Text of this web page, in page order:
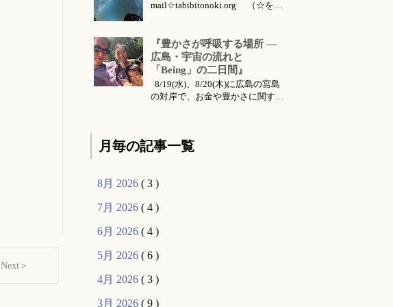
Next＞
mail☆tabibitonoki.org （☆を@
こちらです 今月のイベント・ワ
ークショップ・セッション・リト
リート・出張情報等 対面セッシ
ョン所要時間・場所 セッション
メニ...
『豊かさが呼吸する場所 ―
広島・宇宙の流れと
「Being」の二日間』
8/19(水)、8/20(木)に広島の宮島
の対岸で、お金や豊かさに関する
かさ・宇宙の流れ〜』 のお話の
ンツとして購入可能です...
月毎の記事一覧
8月 2026 ( 3 )
7月 2026 ( 4 )
6月 2026 ( 4 )
5月 2026 ( 6 )
4月 2026 ( 3 )
3月 2026 ( 9 )